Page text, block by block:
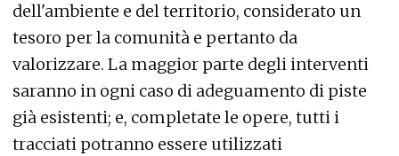
dell'ambiente e del territorio, considerato un
tesoro per la comunità e pertanto da
valorizzare. La maggior parte degli interventi
saranno in ogni caso di adeguamento di piste
già esistenti; e, completate le opere, tutti i
tracciati potranno essere utilizzati